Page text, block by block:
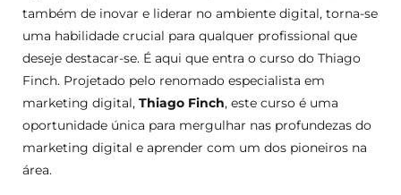
também de inovar e liderar no ambiente digital, torna-se
uma habilidade crucial para qualquer profissional que
deseje destacar-se. É aqui que entra o curso do Thiago
Finch. Projetado pelo renomado especialista em
marketing digital, Thiago Finch, este curso é uma
oportunidade única para mergulhar nas profundezas do
marketing digital e aprender com um dos pioneiros na
área.